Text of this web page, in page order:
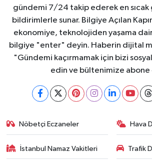
gündemi 7/24 takip ederek en sıcak
bildirimlerle sunar. Bilgiye Açılan
ekonomiye, teknolojiden yaşama
bilgiye "enter" deyin. Haberin dijital
"Gündemi kaçırmamak için bizi
edin ve bültenimize abone
Nöbetçi Eczaneler Hava
İstanbul Namaz Vakitleri Trafik